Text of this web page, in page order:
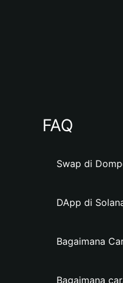
FAQ
Swap di
DApp di
Bagaimana
Bagaimana